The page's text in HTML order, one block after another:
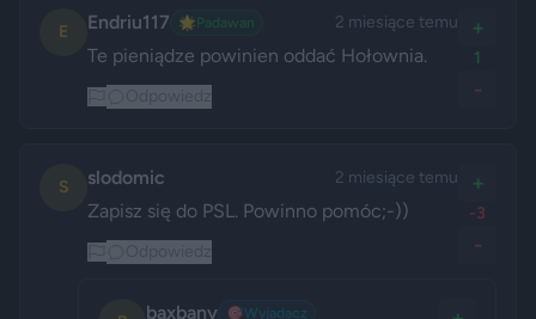
E Endriu117 🌟 Padawan 2 miesiące temu
Te pieniądze powinien oddać Hołownia.
+
1
-
S slodomic 2 miesiące temu
Zapisz się do PSL. Powinno pomóc;-))
+
-3
-
baxbany 🎯Wyjadacz